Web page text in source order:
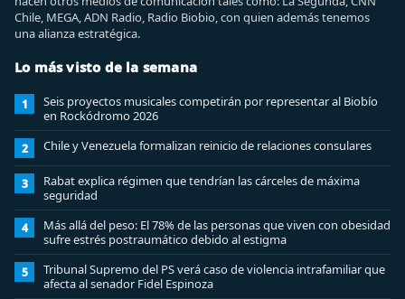
Chile, MEGA, ADN Radio, Radio Biobio, con quien además tenemos
una alianza estratégica.
Lo más visto de la semana
1
Seis proyectos musicales competirán por representar al Biobío
en Rockódromo 2026
2 Chile y Venezuela formalizan reinicio de relaciones consulares
3
Rabat explica régimen que tendrían las cárceles de máxima
seguridad
4
Más allá del peso: El 78% de las personas que viven con obesidad
sufre estrés postraumático debido al estigma
5
Tribunal Supremo del PS verá caso de violencia intrafamiliar que
afecta al senador Fidel Espinoza